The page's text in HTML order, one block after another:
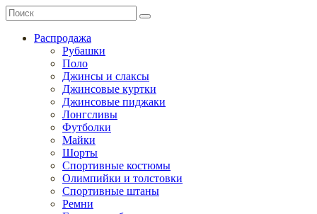
Распродажа
Рубашки
Поло
Джинсы и слаксы
Джинсовые куртки
Джинсовые пиджаки
Лонгсливы
Футболки
Майки
Шорты
Спортивные костюмы
Олимпийки и толстовки
Спортивные штаны
Ремни